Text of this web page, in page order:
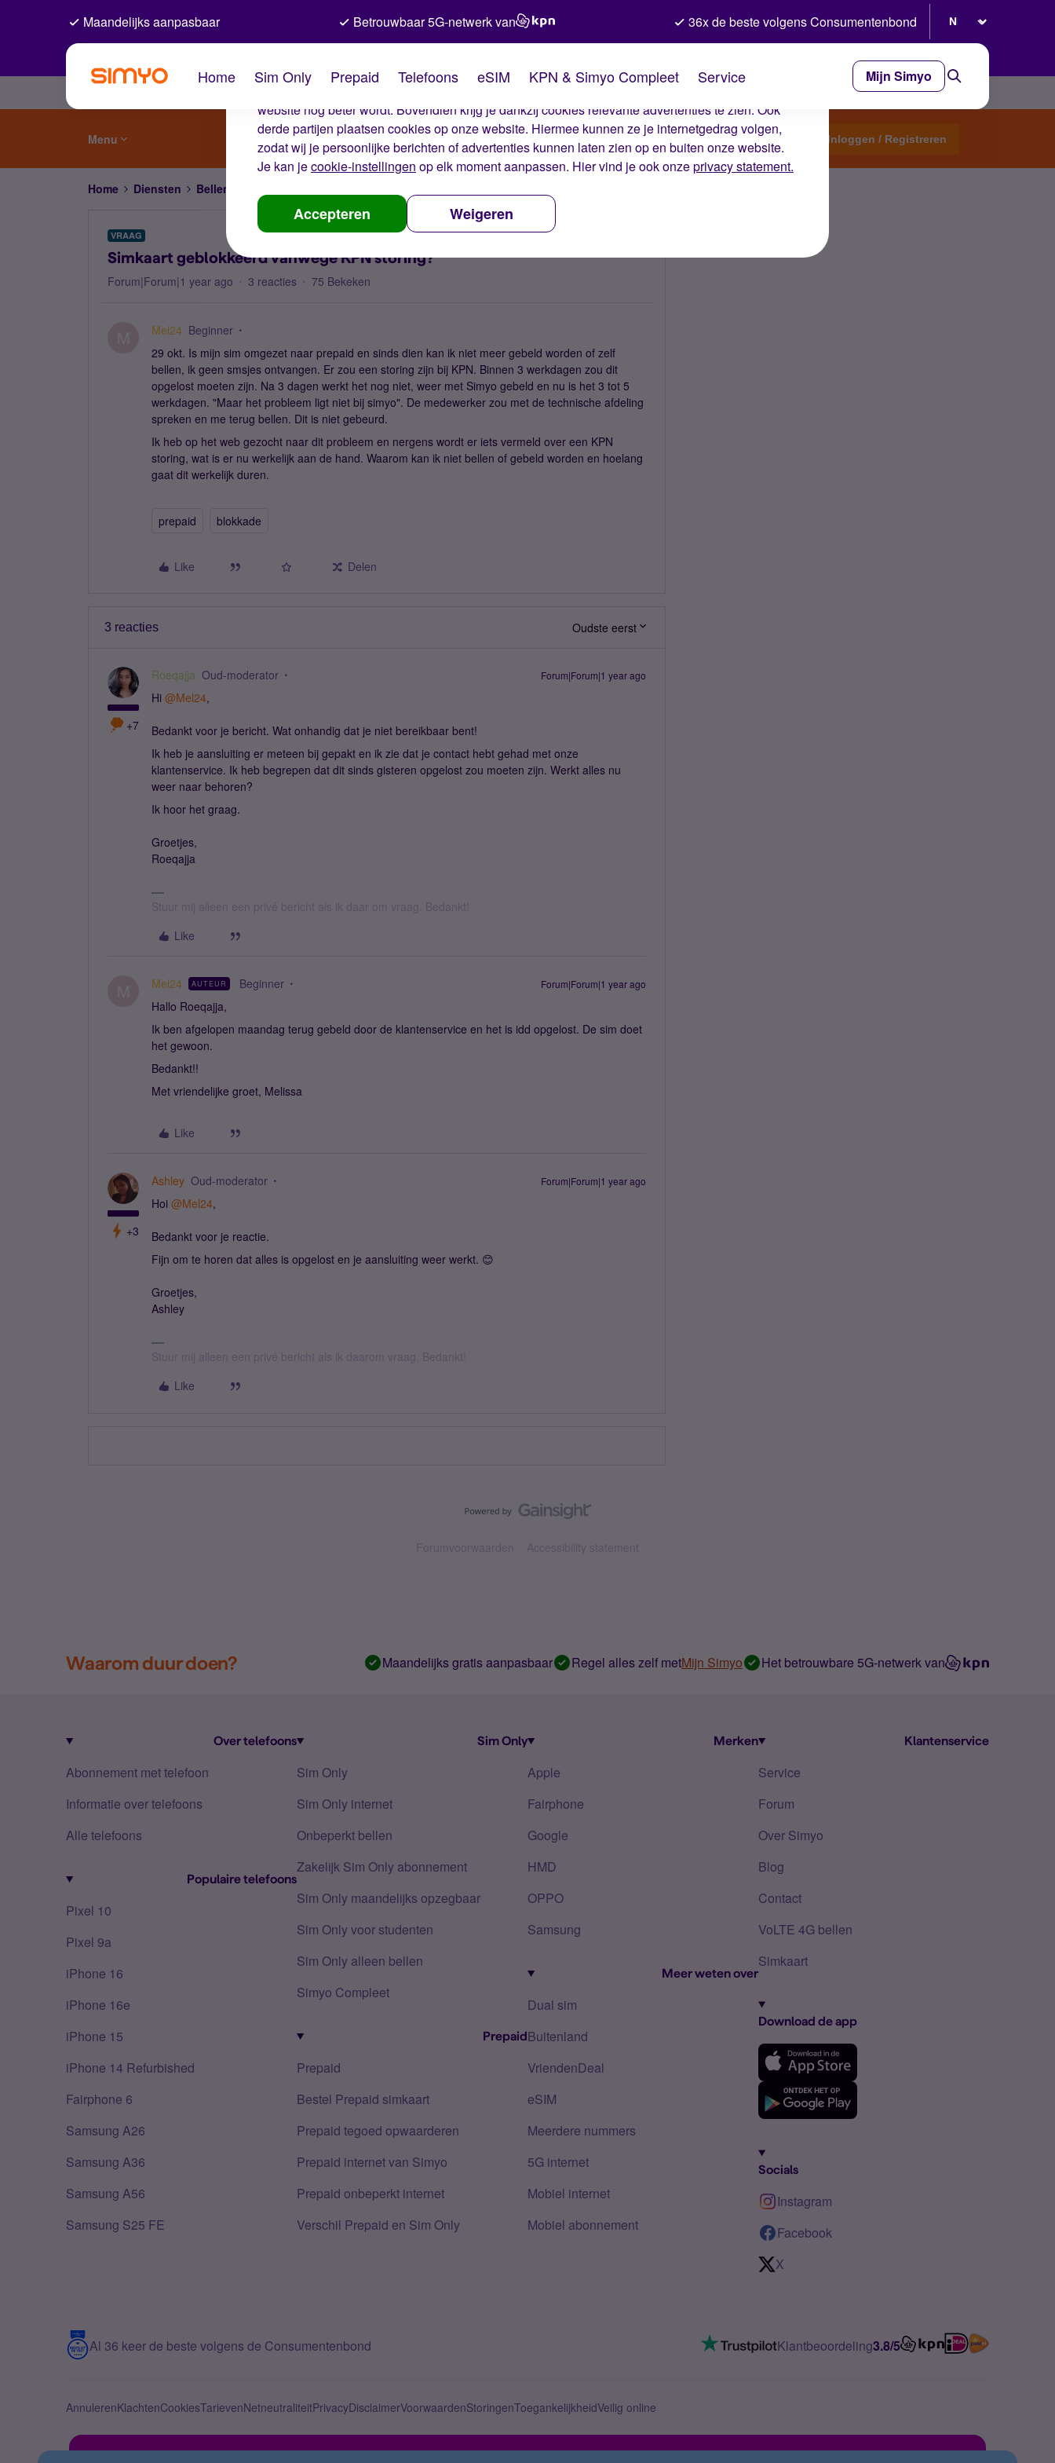
De cookies van Simyo
Wij gebruiken cookies op onze website. Met deze cookies zorgen wij ervoor dat je ervaring op de
website nog beter wordt. Bovendien krijg je dankzij cookies relevante advertenties te zien. Ook
derde partijen plaatsen cookies op onze website. Hiermee kunnen ze je internetgedrag volgen,
zodat wij je persoonlijke berichten of advertenties kunnen laten zien op en buiten onze website.
Je kan jecookie-instellingen op elk moment aanpassen. Hier vind je ook onzeprivacy statement.
Accepteren Weigeren
Maandelijks aanpasbaar Betrouwbaar 5G-netwerk van 36x de beste volgens Consumentenbond
Home Sim Only Prepaid Telefoons eSIM KPN & Simyo Compleet Service Mijn Simyo
Menu Start een topic Inloggen / Registreren
Home Diensten Bellen, sms'en, netwerk en nummerbehoud
VRAAG
Simkaart geblokkeerd vanwege KPN storing?
Forum|Forum|1 year ago 3 reacties 75 Bekeken
Mel24 Beginner
29 okt. Is mijn sim omgezet naar prepaid en sinds dien kan ik niet meer gebeld worden of zelf
bellen, ik geen smsjes ontvangen. Er zou een storing zijn bij KPN. Binnen 3 werkdagen zou dit
opgelost moeten zijn. Na 3 dagen werkt het nog niet, weer met Simyo gebeld en nu is het 3 tot 5
werkdagen. "Maar het probleem ligt niet bij simyo". De medewerker zou met de technische afdeling
spreken en me terug bellen. Dit is niet gebeurd.
Ik heb op het web gezocht naar dit probleem en nergens wordt er iets vermeld over een KPN
storing, wat is er nu werkelijk aan de hand. Waarom kan ik niet bellen of gebeld worden en hoelang
gaat dit werkelijk duren.
prepaid blokkade
Like Delen
3 reacties Oudste eerst
+7
Roeqajja Oud-moderator Forum|Forum|1 year ago
Hi @Mel24,
Bedankt voor je bericht. Wat onhandig dat je niet bereikbaar bent!
Ik heb je aansluiting er meteen bij gepakt en ik zie dat je contact hebt gehad met onze
klantenservice. Ik heb begrepen dat dit sinds gisteren opgelost zou moeten zijn. Werkt alles nu
weer naar behoren?
Ik hoor het graag.
Groetjes,
Roeqajja
Stuur mij alleen een privé bericht als ik daar om vraag. Bedankt!
Like
Mel24 AUTEUR Beginner Forum|Forum|1 year ago
Hallo Roeqajja,
Ik ben afgelopen maandag terug gebeld door de klantenservice en het is idd opgelost. De sim doet
het gewoon.
Bedankt!!
Met vriendelijke groet, Melissa
Like
+3
Ashley Oud-moderator Forum|Forum|1 year ago
Hoi @Mel24,
Bedankt voor je reactie.
Fijn om te horen dat alles is opgelost en je aansluiting weer werkt. 😊
Groetjes,
Ashley
Stuur mij alleen een privé bericht als ik daarom vraag. Bedankt!
Like
Forumvoorwaarden Accessibility statement
Waarom duur doen? Maandelijks gratis aanpasbaar Regel alles zelf metMijn Simyo Het betrouwbare 5G-netwerk van
Over telefoons
Abonnement met telefoon
Informatie over telefoons
Alle telefoons
Populaire telefoons
Pixel 10
Pixel 9a
iPhone 16
iPhone 16e
iPhone 15
iPhone 14 Refurbished
Fairphone 6
Samsung A26
Samsung A36
Samsung A56
Samsung S25 FE
Sim Only
Sim Only
Sim Only internet
Onbeperkt bellen
Zakelijk Sim Only abonnement
Sim Only maandelijks opzegbaar
Sim Only voor studenten
Sim Only alleen bellen
Simyo Compleet
Prepaid
Prepaid
Bestel Prepaid simkaart
Prepaid tegoed opwaarderen
Prepaid internet van Simyo
Prepaid onbeperkt internet
Verschil Prepaid en Sim Only
Merken
Apple
Fairphone
Google
HMD
OPPO
Samsung
Meer weten over
Dual sim
Buitenland
VriendenDeal
eSIM
Meerdere nummers
5G internet
Mobiel internet
Mobiel abonnement
Klantenservice
Service
Forum
Over Simyo
Blog
Contact
VoLTE 4G bellen
Simkaart
Download de app
Socials
Instagram
Facebook
X
Al 36 keer de beste volgens de Consumentenbond Klantbeoordeling3.8/5
AnnulerenKlachtenCookiesTarievenNetneutraliteitPrivacyDisclaimerVoorwaardenStoringenToegankelijkheidVeilig online